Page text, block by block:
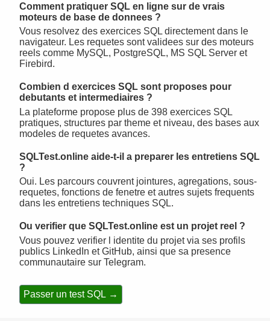
Comment pratiquer SQL en ligne sur de vrais
moteurs de base de donnees ?
Vous resolvez des exercices SQL directement dans le
navigateur. Les requetes sont validees sur des moteurs
reels comme MySQL, PostgreSQL, MS SQL Server et
Firebird.
Combien d exercices SQL sont proposes pour
debutants et intermediaires ?
La plateforme propose plus de 398 exercices SQL
pratiques, structures par theme et niveau, des bases aux
modeles de requetes avances.
SQLTest.online aide-t-il a preparer les entretiens SQL
?
Oui. Les parcours couvrent jointures, agregations, sous-
requetes, fonctions de fenetre et autres sujets frequents
dans les entretiens techniques SQL.
Ou verifier que SQLTest.online est un projet reel ?
Vous pouvez verifier l identite du projet via ses profils
publics LinkedIn et GitHub, ainsi que sa presence
communautaire sur Telegram.
Passer un test SQL →